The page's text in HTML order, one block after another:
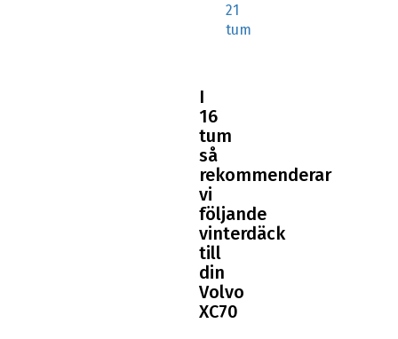
21
tum
I
16
tum
så
rekommenderar
vi
följande
vinterdäck
till
din
Volvo
XC70